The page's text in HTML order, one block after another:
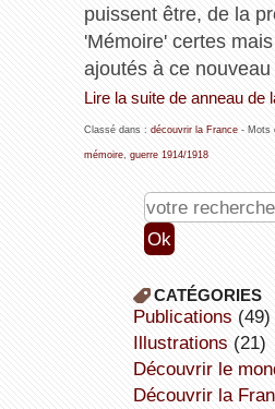
puissent être, de la
'Mémoire' certes
ajoutés à ce
Lire la suite de anneau
Classé dans : découvrir la France- Mots
mémoire, guerre 1914/1918
CATÉGORIES
publications (49)
illustrations (21)
découvrir le
découvrir la